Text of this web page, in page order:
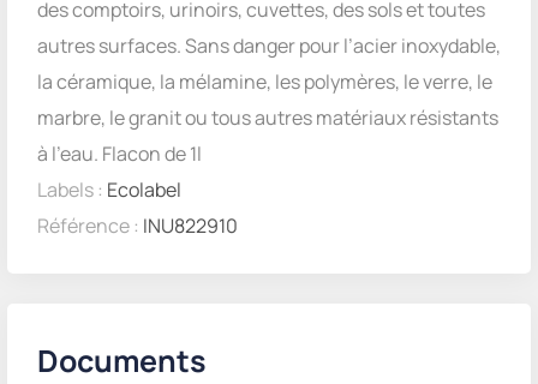
des comptoirs, urinoirs, cuvettes, des sols et toutes
autres surfaces. Sans danger pour l’acier inoxydable,
la céramique, la mélamine, les polymères, le verre, le
marbre, le granit ou tous autres matériaux résistants
à l’eau. Flacon de 1l
Labels : Ecolabel
Référence : INU822910
Documents